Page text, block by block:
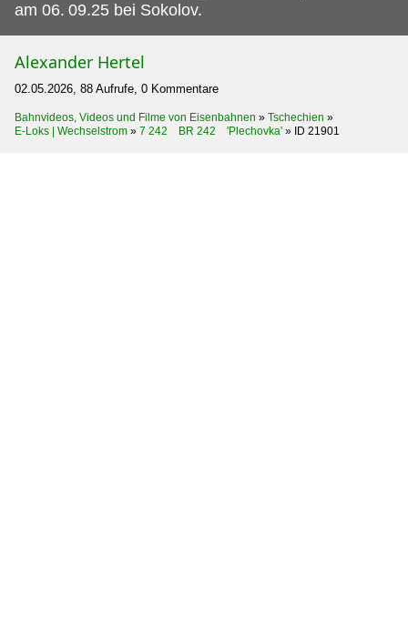
am 06. 09.25 bei Sokolov.
Alexander Hertel
02.05.2026, 88 Aufrufe, 0 Kommentare
Bahnvideos, Videos und Filme von Eisenbahnen » Tschechien »
E-Loks | Wechselstrom » 7 242 BR 242 'Plechovka' » ID 21901